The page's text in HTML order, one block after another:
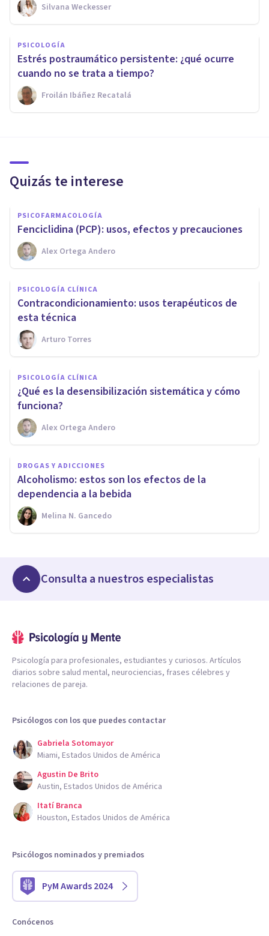
Silvana Weckesser
PSICOLOGÍA
Estrés postraumático persistente: ¿qué ocurre
cuando no se trata a tiempo?
Froilán Ibáñez Recatalá
Quizás te interese
PSICOFARMACOLOGÍA
Fenciclidina (PCP): usos, efectos y precauciones
Alex Ortega Andero
PSICOLOGÍA CLÍNICA
Contracondicionamiento: usos terapéuticos de
esta técnica
Arturo Torres
PSICOLOGÍA CLÍNICA
¿Qué es la desensibilización sistemática y cómo
funciona?
Alex Ortega Andero
DROGAS Y ADICCIONES
Alcoholismo: estos son los efectos de la
dependencia a la bebida
Melina N. Gancedo
Consulta a nuestros especialistas
Psicología para profesionales, estudiantes y curiosos. Artículos
diarios sobre salud mental, neurociencias, frases célebres y
relaciones de pareja.
Psicólogos con los que puedes contactar
Gabriela Sotomayor
Miami, Estados Unidos de América
Agustin De Brito
Austin, Estados Unidos de América
Itatí Branca
Houston, Estados Unidos de América
Psicólogos nominados y premiados
PyM Awards 2024
Conócenos